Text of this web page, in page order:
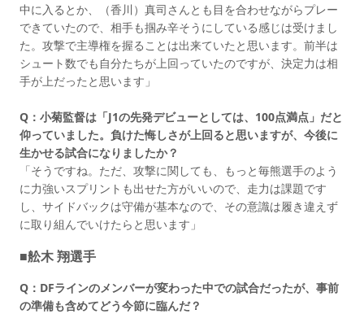
中に入るとか、（香川）真司さんとも目を合わせながらプレー
できていたので、相手も掴み辛そうにしている感じは受けまし
た。攻撃で主導権を握ることは出来ていたと思います。前半は
シュート数でも自分たちが上回っていたのですが、決定力は相
手が上だったと思います」
Q：小菊監督は「J1の先発デビューとしては、100点満点」だと
仰っていました。負けた悔しさが上回ると思いますが、今後に
生かせる試合になりましたか？
「そうですね。ただ、攻撃に関しても、もっと毎熊選手のよう
に力強いスプリントも出せた方がいいので、走力は課題です
し、サイドバックは守備が基本なので、その意識は履き違えず
に取り組んでいけたらと思います」
■舩木 翔選手
Q：DFラインのメンバーが変わった中での試合だったが、事前
の準備も含めてどう今節に臨んだ？